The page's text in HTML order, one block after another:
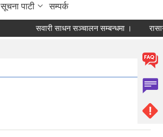
सूचना पाटी सम्पर्क
सवारी साधन सञ्चालन सम्बन्धमा ।